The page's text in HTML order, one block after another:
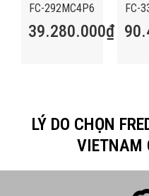
FC-292MC4P6
39.280.000₫
FC-
LÝ DO CHỌN
VIETNAM